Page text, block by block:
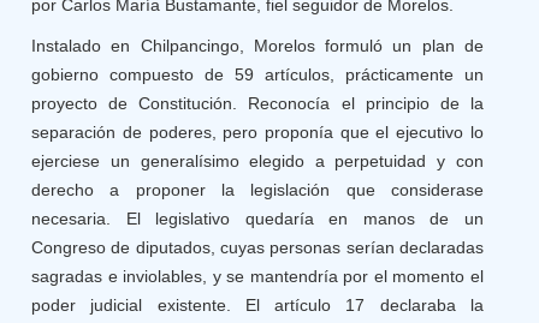
por Carlos María Bustamante, fiel seguidor de Morelos.
Instalado en Chilpancingo, Morelos formuló un plan de
gobierno compuesto de 59 artículos, prácticamente un
proyecto de Constitución. Reconocía el principio de la
separación de poderes, pero proponía que el ejecutivo lo
ejerciese un generalísimo elegido a perpetuidad y con
derecho a proponer la legislación que considerase
necesaria. El legislativo quedaría en manos de un
Congreso de diputados, cuyas personas serían declaradas
sagradas e inviolables, y se mantendría por el momento el
poder judicial existente. El artículo 17 declaraba la